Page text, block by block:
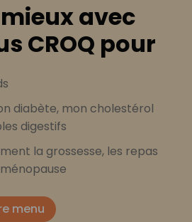
avec
CROQ pour
diabète, mon cholestérol
digestifs
la grossesse, les repas
menu